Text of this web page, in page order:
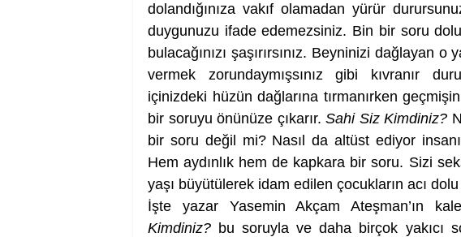
dolandığınıza vakıf olamadan yürür
duygunuzu ifade edemezsiniz. Bin bir soru
bulacağınızı şaşırırsınız. Beyninizi dağlayan o
vermek zorundaymışsınız gibi kıvranır
içinizdeki hüzün dağlarına tırmanırken
bir soruyu önünüze çıkarır. Sahi Siz Kimdiniz?
bir soru değil mi? Nasıl da altüst ediyor
Hem aydınlık hem de kapkara bir soru. Sizi
yaşı büyütülerek idam edilen çocukların acı
İşte yazar Yasemin Akçam Ateşman’ın
Kimdiniz? bu soruyla ve daha birçok yakıcı